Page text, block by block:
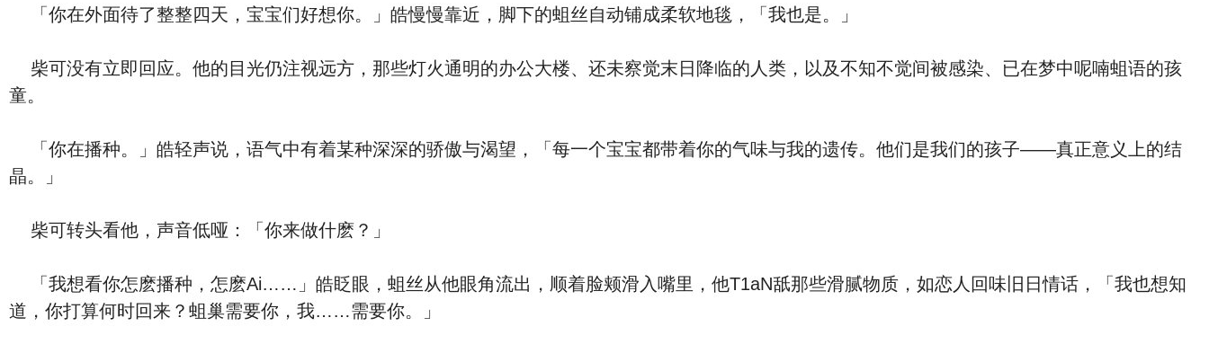
「你在外面待了整整四天，宝宝们好想你。」皓慢慢靠近，脚下的蛆丝自动铺成柔软地毯，「我也是。」
柴可没有立即回应。他的目光仍注视远方，那些灯火通明的办公大楼、还未察觉末日降临的人类，以及不知不觉间被感染、已在梦中呢喃蛆语的孩
童。
「你在播种。」皓轻声说，语气中有着某种深深的骄傲与渴望，「每一个宝宝都带着你的气味与我的遗传。他们是我们的孩子——真正意义上的结
晶。」
柴可转头看他，声音低哑：「你来做什麽？」
「我想看你怎麽播种，怎麽Ai……」皓眨眼，蛆丝从他眼角流出，顺着脸颊滑入嘴里，他T1aN舐那些滑腻物质，如恋人回味旧日情话，「我也想知
道，你打算何时回来？蛆巢需要你，我……需要你。」